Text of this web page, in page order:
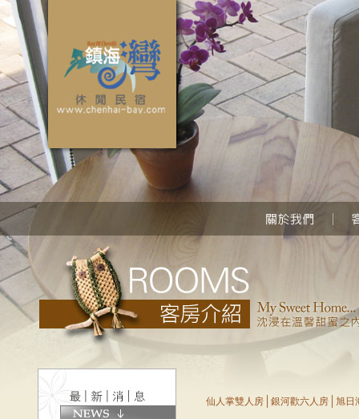
仙人掌雙人房 銀河歡六人房 旭日